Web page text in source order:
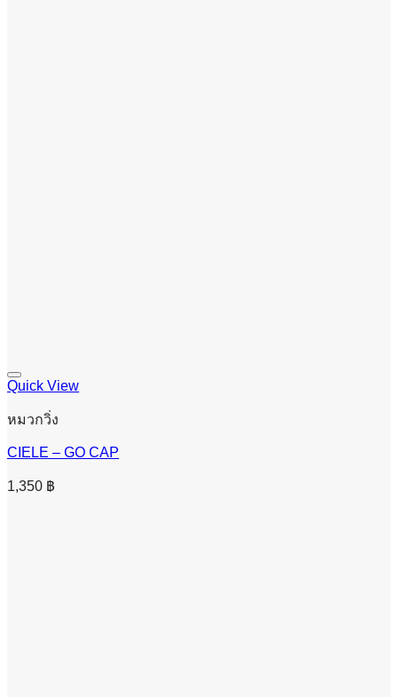
Quick View
หมวกวิ่ง
CIELE – GO CAP
1,350 ฿